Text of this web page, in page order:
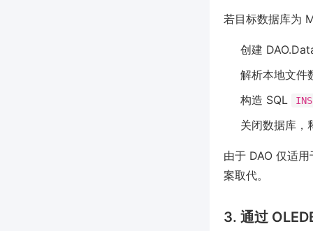
若目标数据库为
创建
解析本地文件
构造 SQL
关闭数据库，
由于 DAO 仅适
案取代。
3. 通过